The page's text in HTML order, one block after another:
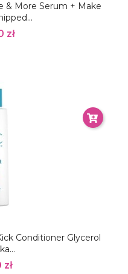
& More Serum + Make
zł
Conditioner Glycerol